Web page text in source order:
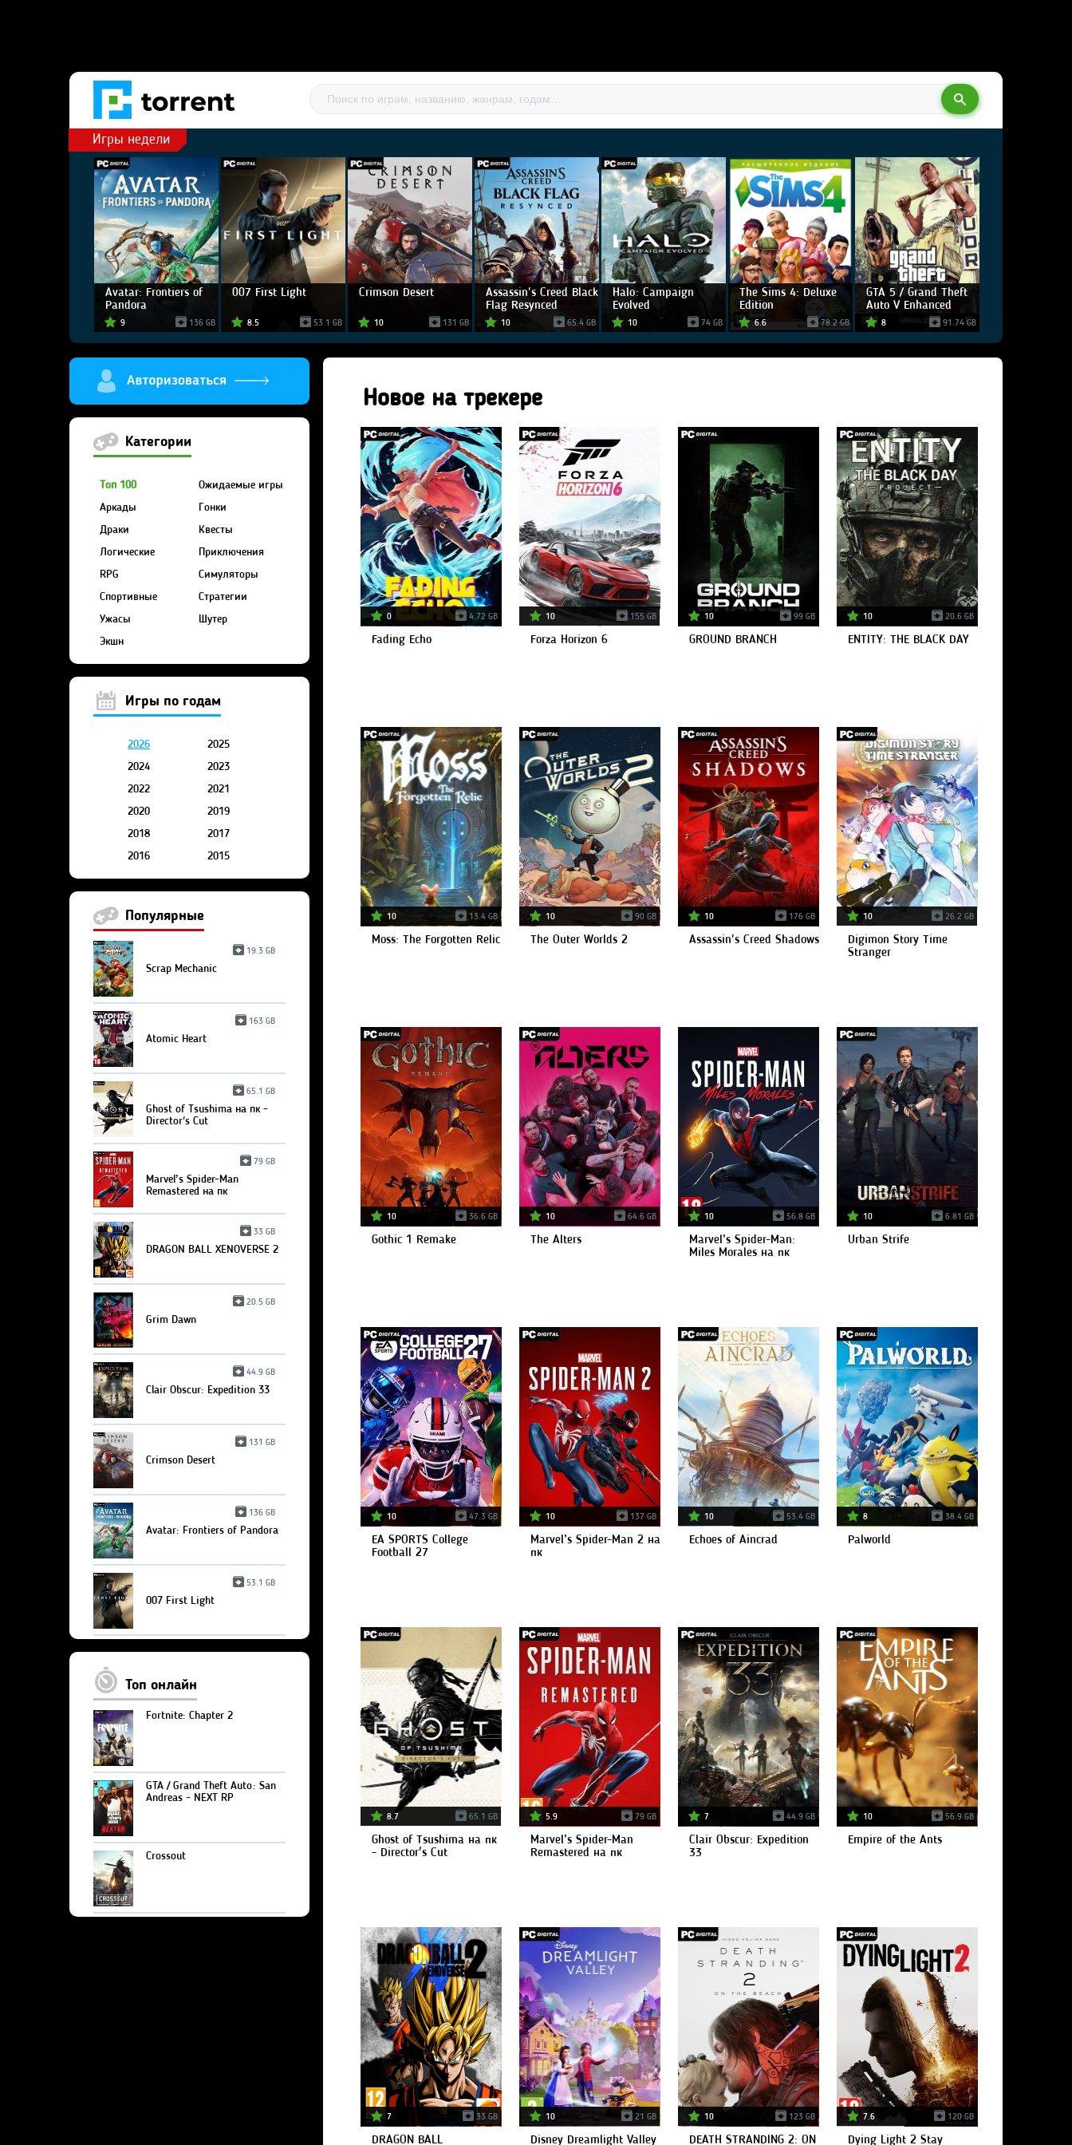
Игры недели
Avatar: Frontiers of
Pandora
9 136 GB
007 First Light
8.5 53.1 GB
Crimson Desert
10 131 GB
Assassin's Creed Black
Flag Resynced
10 65.4 GB
Halo: Campaign
Evolved
10 74 GB
The Sims 4: Deluxe
Edition
6.6 78.2 GB
GTA 5 / Grand Theft
Auto V Enhanced
8 91.74 GB
Категории
Топ 100
Ожидаемые игры
Аркады
Гонки
Драки
Квесты
Логические
Приключения
RPG
Симуляторы
Спортивные
Стратегии
Ужасы
Шутер
Экшн
Игры по годам
2026
2025
2024
2023
2022
2021
2020
2019
2018
2017
2016
2015
Популярные
19.3 GB
Scrap Mechanic
163 GB
Atomic Heart
65.1 GB
Ghost of Tsushima на пк -
Director's Cut
79 GB
Marvel’s Spider-Man
Remastered на пк
33 GB
DRAGON BALL XENOVERSE 2
20.5 GB
Grim Dawn
44.9 GB
Clair Obscur: Expedition 33
131 GB
Crimson Desert
136 GB
Avatar: Frontiers of Pandora
53.1 GB
007 First Light
Топ онлайн
Fortnite: Chapter 2
GTA / Grand Theft Auto: San
Andreas - NEXT RP
Crossout
Новое на трекере
0 4.72 GB
Fading Echo
10 155 GB
Forza Horizon 6
10 99 GB
GROUND BRANCH
10 20.6 GB
ENTITY: THE BLACK DAY
10 13.4 GB
Moss: The Forgotten Relic
10 90 GB
The Outer Worlds 2
10 176 GB
Assassin's Creed Shadows
10 26.2 GB
Digimon Story Time
Stranger
10 36.6 GB
Gothic 1 Remake
10 64.6 GB
The Alters
10 56.8 GB
Marvel’s Spider-Man:
Miles Morales на пк
10 6.81 GB
Urban Strife
10 47.3 GB
EA SPORTS College
Football 27
10 137 GB
Marvel’s Spider-Man 2 на
пк
10 53.4 GB
Echoes of Aincrad
8 38.4 GB
Palworld
8.7 65.1 GB
Ghost of Tsushima на пк
- Director's Cut
5.9 79 GB
Marvel’s Spider-Man
Remastered на пк
7 44.9 GB
Clair Obscur: Expedition
33
10 56.9 GB
Empire of the Ants
7 33 GB
DRAGON BALL
10 21 GB
Disney Dreamlight Valley
10 123 GB
DEATH STRANDING 2: ON
7.6 120 GB
Dying Light 2 Stay